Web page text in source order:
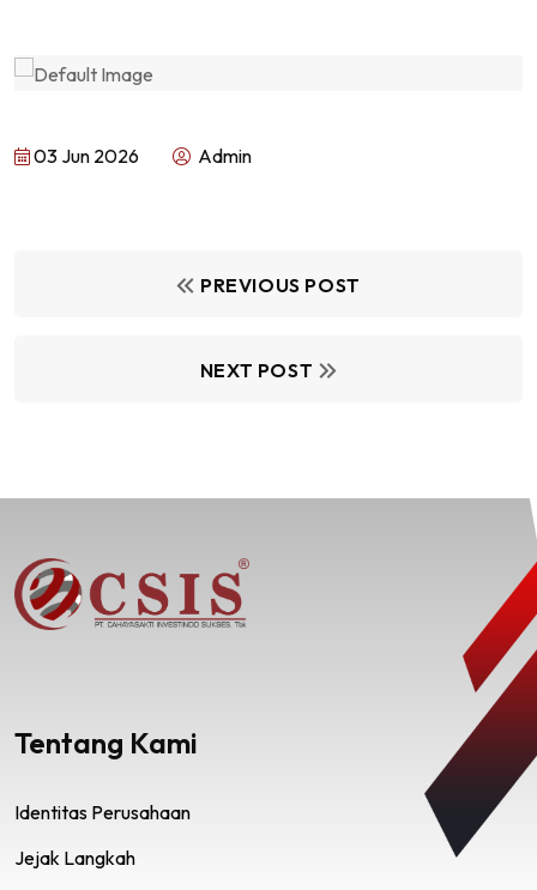
03 Jun 2026 Admin
PREVIOUS POST
NEXT POST
Tentang Kami
Identitas Perusahaan
Jejak Langkah